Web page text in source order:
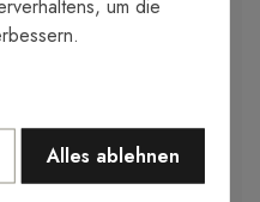
um die
Alles ablehnen